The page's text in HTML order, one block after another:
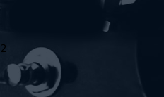
2